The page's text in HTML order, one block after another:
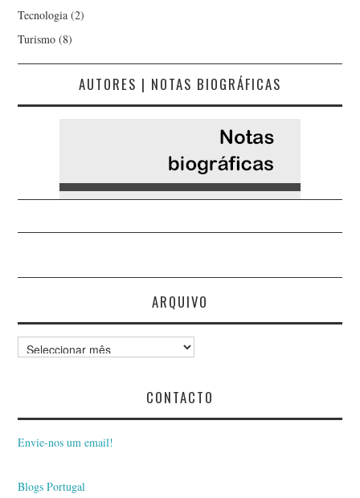
Tecnologia (2)
Turismo (8)
AUTORES | NOTAS BIOGRÁFICAS
ARQUIVO
Arquivo
CONTACTO
Envie-nos um email!
Blogs Portugal